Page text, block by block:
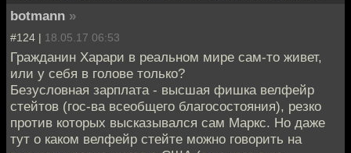
botmann »
#124 | 18.05.17 06:53
Гражданин Харари в реальном мире сам-то живет,
или у себя в голове только?
Безусловная зарплата - высшая фишка велфейр
стейтов (гос-ва всеобщего благосостояния), резко
против которых высказывался сам Маркс. Но даже
тут о каком велфейр стейте можно говорить на